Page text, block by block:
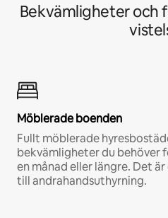
Bekvämligheter och
Möblerade boenden
Fullt möblerade
bekvämligheter du behöver
en månad eller längre. Det
till andrahandsuthyrning.